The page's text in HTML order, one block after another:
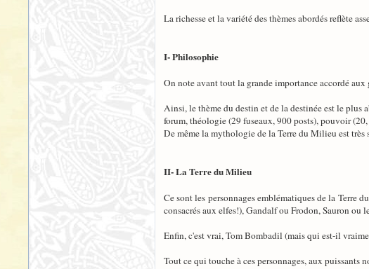
La richesse et la variété des thèmes abordés reflète
I- Philosophie
On note avant tout la grande importance accordé
Ainsi, le thème du destin et de la destinée est le plus
forum, théologie (29 fuseaux, 900 posts), pouvoir
De même la mythologie de la Terre du Milieu est
II- La Terre du Milieu
Ce sont les personnages emblématiques de la Terre
consacrés aux elfes!), Gandalf ou Frodon, Sauron ou
Enfin, c'est vrai, Tom Bombadil (mais qui est-il
Tout ce qui touche à ces personnages, aux puissants